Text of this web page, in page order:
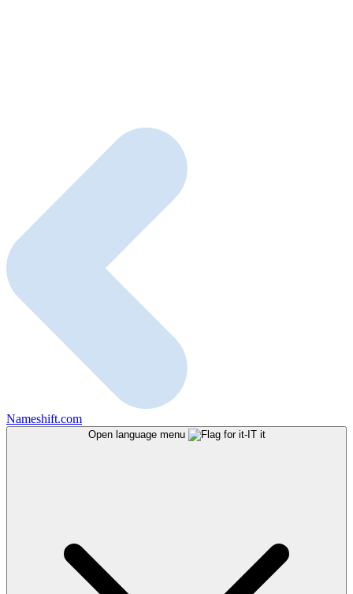
Nameshift.com
Open language menu it